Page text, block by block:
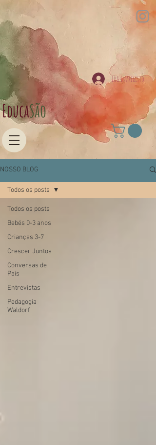
Log In/Registo
Educa​São
NOSSO BLOG
Todos os posts
Bebés 0-3 anos
Crianças 3-7
Crescer Juntos
Conversas de
Pais
Entrevistas
Pedagogia
Waldorf
Todos os posts